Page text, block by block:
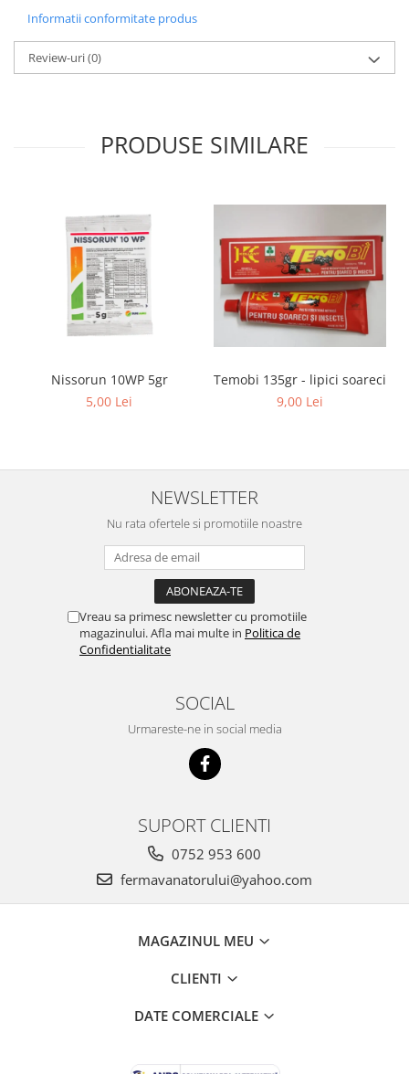
Informatii conformitate produs
Review-uri(0)
PRODUSE SIMILARE
Nissorun 10WP 5gr
5,00 Lei
Temobi 135gr - lipici soareci
9,00 Lei
NEWSLETTER
Nu rata ofertele si promotiile noastre
Vreau sa primesc newsletter cu promotiile
magazinului. Afla mai multe in Politica de
Confidentialitate
SOCIAL
Urmareste-ne in social media
SUPORT CLIENTI
0752 953 600
fermavanatorului@yahoo.com
MAGAZINUL MEU
CLIENTI
DATE COMERCIALE